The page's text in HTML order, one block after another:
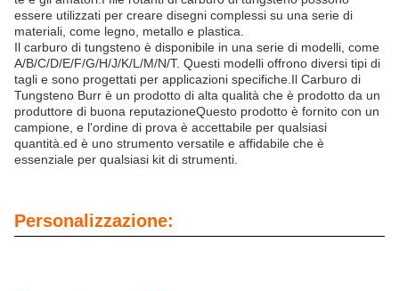
essere utilizzati per creare disegni complessi su una serie di
materiali, come legno, metallo e plastica.
Il carburo di tungsteno è disponibile in una serie di modelli, come
A/B/C/D/E/F/G/H/J/K/L/M/N/T. Questi modelli offrono diversi tipi di
tagli e sono progettati per applicazioni specifiche.Il Carburo di
Tungsteno Burr è un prodotto di alta qualità che è prodotto da un
produttore di buona reputazioneQuesto prodotto è fornito con un
campione, e l'ordine di prova è accettabile per qualsiasi
quantità.ed è uno strumento versatile e affidabile che è
essenziale per qualsiasi kit di strumenti.
Personalizzazione: